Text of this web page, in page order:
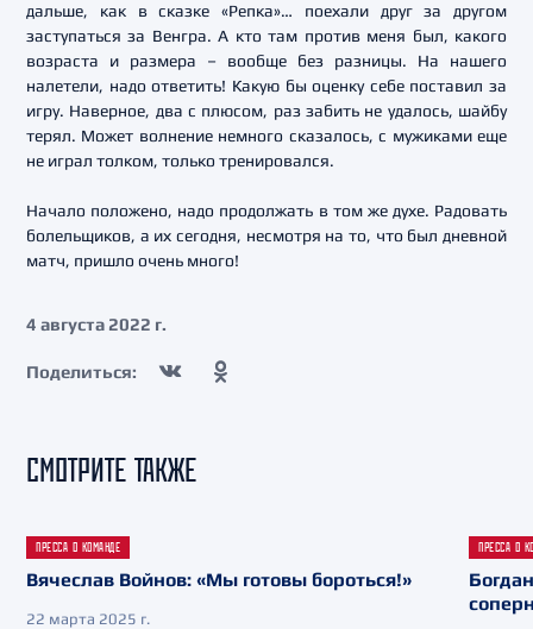
дальше, как в сказке «Репка»… поехали друг за другом
заступаться за Венгра. А кто там против меня был, какого
возраста и размера – вообще без разницы. На нашего
налетели, надо ответить! Какую бы оценку себе поставил за
игру. Наверное, два с плюсом, раз забить не удалось, шайбу
терял. Может волнение немного сказалось, с мужиками еще
не играл толком, только тренировался.
Начало положено, надо продолжать в том же духе. Радовать
болельщиков, а их сегодня, несмотря на то, что был дневной
матч, пришло очень много!
4 августа 2022 г.
Поделиться:
СМОТРИТЕ ТАКЖЕ
ПРЕССА О КОМАНДЕ
Вячеслав Войнов: «Мы готовы бороться!»
22 марта 2025 г.
ПРЕССА О